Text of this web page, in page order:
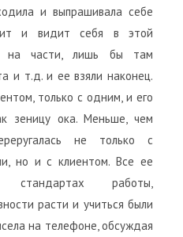
и выпрашивала себе
и видит себя в этой
на части, лишь бы там
и т.д. и ее взяли наконец.
только с одним, и его
зеницу ока. Меньше, чем
не только с
но и с клиентом. Все ее
работы,
расти и учиться были
на телефоне, обсуждая